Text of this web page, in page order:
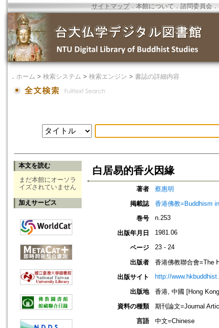
サイトマップ．本館について ． 諮問委員会 ．
． ホーム > 検索システム > 検索エンジン > 書誌の詳細内容
本文を読む
まだ本館にオーソラ
イズされていません
加えサービス
白居易的香火因緣
著者
蔡惠明
掲載誌
香港佛教=Buddhism
巻号
n.253
出版年月日 1981.06
ページ 23 - 24
出版者
香港佛教聯合會=The
出版サイト
http://
出版地
香港, 中國 [Hong
資料の種類
期刊論文=Journal
言語
中文=Chinese